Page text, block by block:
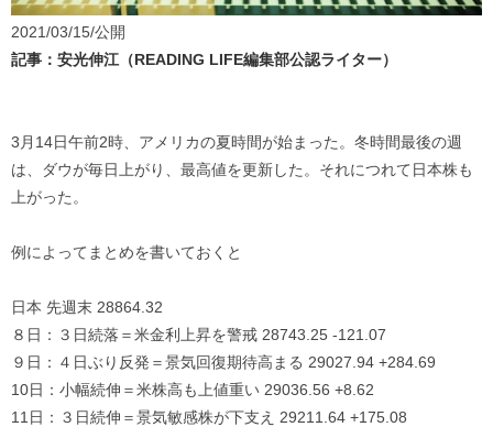
2021/03/15/公開
記事：安光伸江（READING LIFE編集部公認ライター）
3月14日午前2時、アメリカの夏時間が始まった。冬時間最後の週
は、ダウが毎日上がり、最高値を更新した。それにつれて日本株も
上がった。
例によってまとめを書いておくと
日本 先週末 28864.32
８日：３日続落＝米金利上昇を警戒 28743.25 -121.07
９日：４日ぶり反発＝景気回復期待高まる 29027.94 +284.69
10日：小幅続伸＝米株高も上値重い 29036.56 +8.62
11日：３日続伸＝景気敏感株が下支え 29211.64 +175.08